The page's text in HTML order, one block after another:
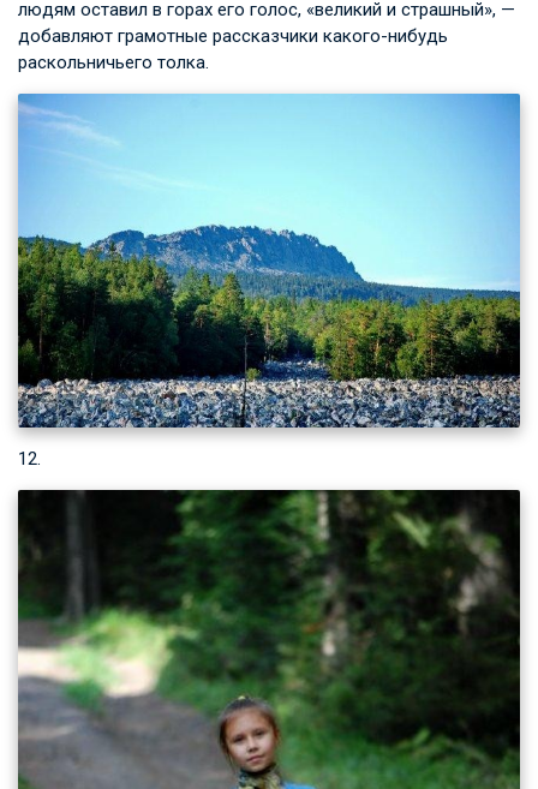
людям оставил в горах его голос, «великий и страшный», —
добавляют грамотные рассказчики какого-нибудь
раскольничьего толка.
12.